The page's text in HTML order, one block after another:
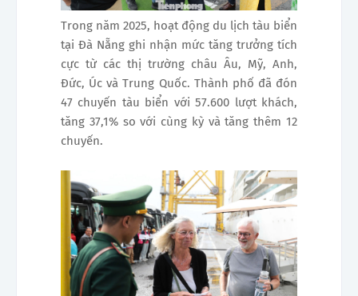
Trong năm 2025, hoạt động du lịch tàu biển
tại Đà Nẵng ghi nhận mức tăng trưởng tích
cực từ các thị trường châu Âu, Mỹ, Anh,
Đức, Úc và Trung Quốc. Thành phố đã đón
47 chuyến tàu biển với 57.600 lượt khách,
tăng 37,1% so với cùng kỳ và tăng thêm 12
chuyến.